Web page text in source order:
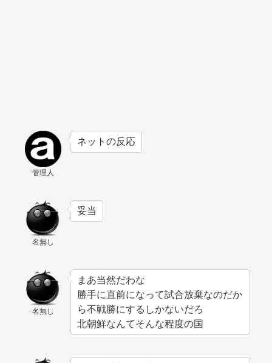
管理人
ネットの反応
名無し
妥当
名無し
まあ当然だわな
勝手に直前になって試合放棄なのだか
ら不戦勝にするしかないだろ
北朝鮮なんてそんな程度の国